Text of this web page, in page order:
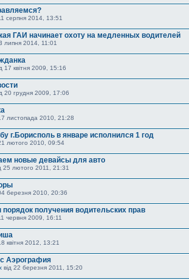
серпня 2014, 13:51
ГАИ начинает охоту на медленных водителей
липня 2014, 11:01
17 квітня 2009, 15:16
20 грудня 2009, 17:06
листопада 2010, 21:28
г.Борисполь в январе исполнился 1 год
лютого 2010, 09:54
новые девайсы для авто
25 лютого 2011, 21:31
березня 2010, 20:36
порядок получения водительских прав
червня 2009, 16:11
квітня 2012, 13:21
Аэрография
від 22 березня 2011, 15:20